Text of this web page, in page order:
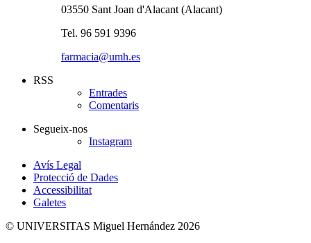
03550 Sant Joan d'Alacant (Alacant)
Tel. 96 591 9396
farmacia@umh.es
RSS
Entrades
Comentaris
Segueix-nos
Instagram
Avís Legal
Protecció de Dades
Accessibilitat
Galetes
© UNIVERSITAS Miguel Hernández 2026